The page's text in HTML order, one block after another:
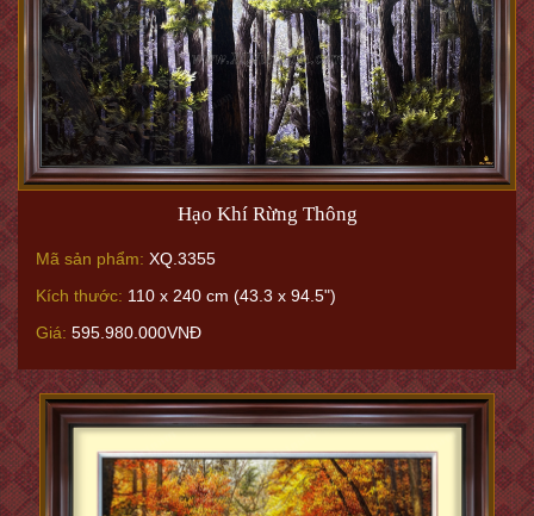
Hạo Khí Rừng Thông
Mã sản phẩm: XQ.3355
Kích thước: 110 x 240 cm (43.3 x 94.5")
Giá: 595.980.000VNĐ